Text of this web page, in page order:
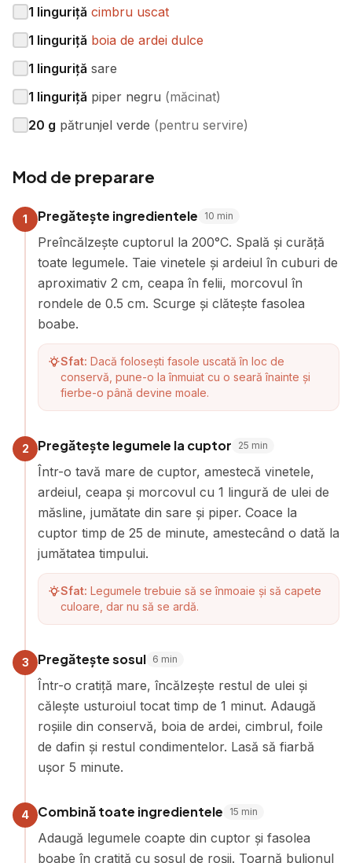
1 linguriță cimbru uscat
1 linguriță boia de ardei dulce
1 linguriță sare
1 linguriță piper negru (măcinat)
20 g pătrunjel verde (pentru servire)
Mod de preparare
1 Pregătește ingredientele 10 min
Preîncălzește cuptorul la 200°C. Spală și curăță
toate legumele. Taie vinetele și ardeiul în cuburi de
aproximativ 2 cm, ceapa în felii, morcovul în
rondele de 0.5 cm. Scurge și clătește fasolea
boabe.
Sfat: Dacă folosești fasole uscată în loc de
conservă, pune-o la înmuiat cu o seară înainte și
fierbe-o până devine moale.
2 Pregătește legumele la cuptor 25 min
Într-o tavă mare de cuptor, amestecă vinetele,
ardeiul, ceapa și morcovul cu 1 lingură de ulei de
măsline, jumătate din sare și piper. Coace la
cuptor timp de 25 de minute, amestecând o dată la
jumătatea timpului.
Sfat: Legumele trebuie să se înmoaie și să capete
culoare, dar nu să se ardă.
3 Pregătește sosul 6 min
Într-o cratiță mare, încălzește restul de ulei și
călește usturoiul tocat timp de 1 minut. Adaugă
roșiile din conservă, boia de ardei, cimbrul, foile
de dafin și restul condimentelor. Lasă să fiarbă
ușor 5 minute.
4 Combină toate ingredientele 15 min
Adaugă legumele coapte din cuptor și fasolea
boabe în cratiță cu sosul de roșii. Toarnă bulionul